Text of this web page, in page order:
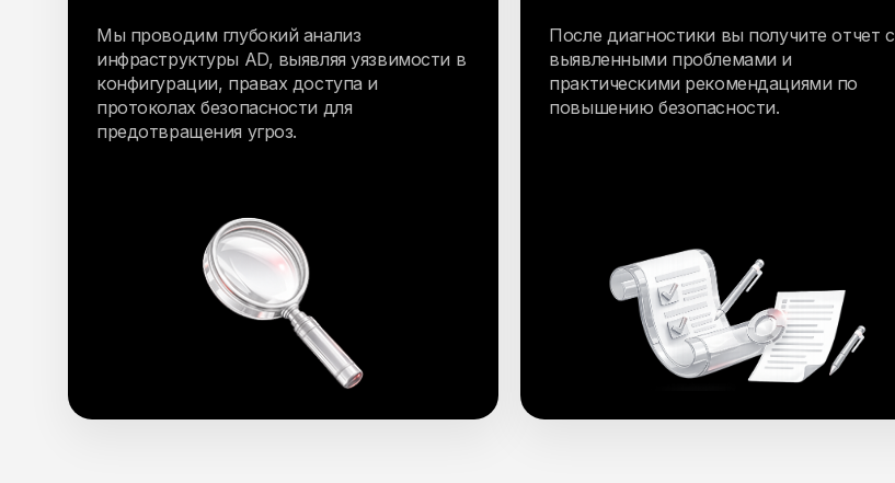
Мы проводим глубокий анализ
инфраструктуры AD, выявляя уязвимости в
конфигурации, правах доступа и
протоколах безопасности для
предотвращения угроз.
После диагностики вы получите отчет с
выявленными проблемами и
практическими рекомендациями по
повышению безопасности.